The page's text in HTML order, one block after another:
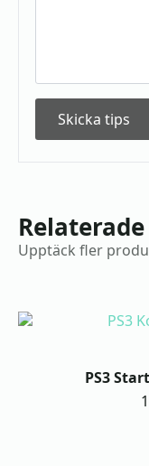
Skicka tips
Upptäck fler
PS3